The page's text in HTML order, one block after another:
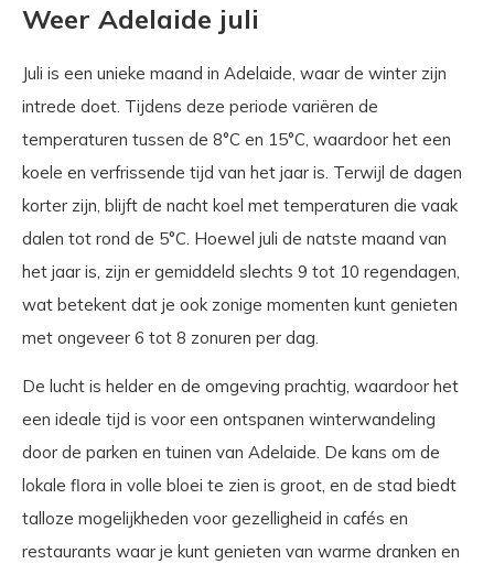
Weer Adelaide juli
Juli is een unieke maand in Adelaide, waar de winter zijn
intrede doet. Tijdens deze periode variëren de
temperaturen tussen de 8°C en 15°C, waardoor het een
koele en verfrissende tijd van het jaar is. Terwijl de dagen
korter zijn, blijft de nacht koel met temperaturen die vaak
dalen tot rond de 5°C. Hoewel juli de natste maand van
het jaar is, zijn er gemiddeld slechts 9 tot 10 regendagen,
wat betekent dat je ook zonige momenten kunt genieten
met ongeveer 6 tot 8 zonuren per dag.
De lucht is helder en de omgeving prachtig, waardoor het
een ideale tijd is voor een ontspanen winterwandeling
door de parken en tuinen van Adelaide. De kans om de
lokale flora in volle bloei te zien is groot, en de stad biedt
talloze mogelijkheden voor gezelligheid in cafés en
restaurants waar je kunt genieten van warme dranken en